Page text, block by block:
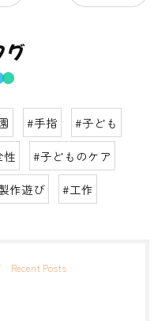
グ
#手指
#子ども
性
#子どものケア
作遊び #工作
Recent Posts